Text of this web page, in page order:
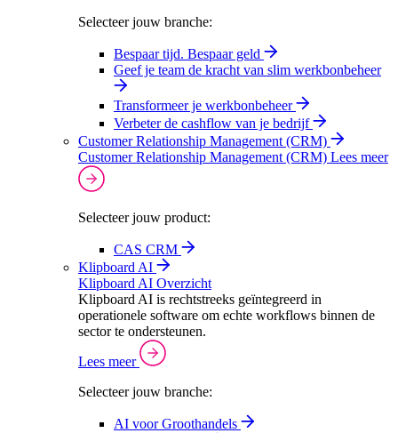
Selecteer jouw branche:
Bespaar tijd. Bespaar geld
Geef je team de kracht van slim werkbonbeheer
Transformeer je werkbonbeheer
Verbeter de cashflow van je bedrijf
Customer Relationship Management (CRM)
Customer Relationship Management (CRM) Lees meer
Selecteer jouw product:
CAS CRM
Klipboard AI
Klipboard AI Overzicht
Klipboard AI is rechtstreeks geïntegreerd in
operationele software om echte workflows binnen de
sector te ondersteunen.
Lees meer
Selecteer jouw branche:
AI voor Groothandels